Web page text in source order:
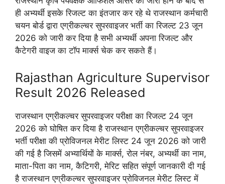
ही अभ्यर्थी इसके रिजल्ट का इंतजार कर रहे थे राजस्थान कर्मचारी
चयन बोर्ड द्वारा एग्रीकल्चर सुपरवाइजर भर्ती का रिजल्ट 23 जून
2026 को जारी कर दिया है सभी अभ्यर्थी अपना रिजल्ट और
कैटेगरी वाइज का टॉप मार्क्स चेक कर सकते हैं।
Rajasthan Agriculture Supervisor
Result 2026 Released
राजस्थान एग्रीकल्चर सुपरवाइजर परीक्षा का रिजल्ट 24 जून
2026 को घोषित कर दिया है राजस्थान एग्रीकल्चर सुपरवाइजर
भर्ती परीक्षा की प्रोविजनल मेरीट लिस्ट 24 जून 2026 को जारी
की गई है जिसमें अभ्यार्थियों के मार्क्स, रोल नंबर, अभ्यर्थी का नाम,
माता-पिता का नाम, कैटिगरी, मेरिट सहित संपूर्ण जानकारी दी गई
है राजस्थान एग्रीकल्चर सुपरवाइजर प्रोविजनल मेरीट लिस्ट में